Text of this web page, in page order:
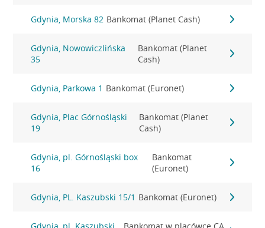
Gdynia, Morska 82 Bankomat (Planet Cash)
Gdynia, Nowowiczlińska
35
Bankomat (Planet
Cash)
Gdynia, Parkowa 1 Bankomat (Euronet)
Gdynia, Plac Górnośląski
19
Bankomat (Planet
Cash)
Gdynia, pl. Górnośląski box
16
Bankomat
(Euronet)
Gdynia, PL. Kaszubski 15/1 Bankomat (Euronet)